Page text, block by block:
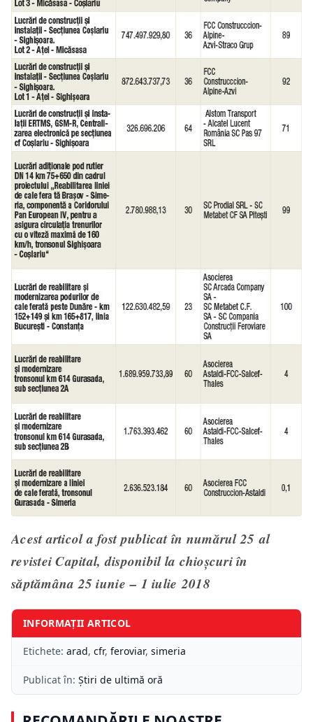
Acest articol a fost publicat în numărul 25 al
revistei Capital, disponibil la chioşcuri în
săptămâna 25 iunie – 1 iulie 2018
INFORMAȚII ARTICOL
Etichete: arad, cfr, feroviar, simeria
Publicat în: Știri de ultimă oră